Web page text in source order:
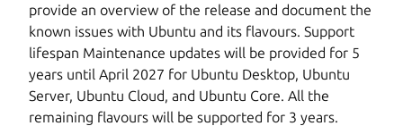
provide an overview of the release and document the
known issues with Ubuntu and its flavours. Support
lifespan Maintenance updates will be provided for 5
years until April 2027 for Ubuntu Desktop, Ubuntu
Server, Ubuntu Cloud, and Ubuntu Core. All the
remaining flavours will be supported for 3 years.